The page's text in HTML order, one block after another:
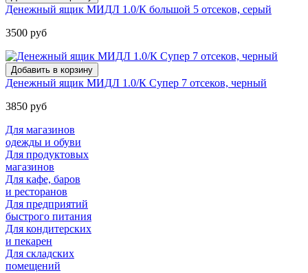
Денежный ящик МИДЛ 1.0/К большой 5 отсеков, серый
3500 руб
Денежный ящик МИДЛ 1.0/К Супер 7 отсеков, черный
3850 руб
Для магазинов
одежды и обуви
Для продуктовых
магазинов
Для кафе, баров
и ресторанов
Для предприятий
быстрого питания
Для кондитерских
и пекарен
Для складских
помещений